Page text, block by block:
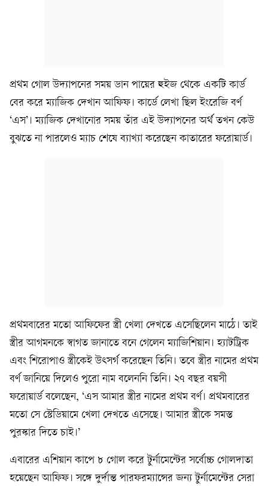
প্রথম গোল উদ্যাপনের সময় ডান পায়ের হুইজ থেকে একটি কার্ড
বের করে ম্যাজিক দেখান আফিফ। কার্ডে লেখা ছিল ইংরেজি বর্ণ
‘এস’। ম্যাজিক দেখানোর সময় তাঁর এই উদ্যাপনের অর্থ তখন কেউ
বুঝতে না পারলেও ম্যাচ শেষে ব্যাখ্যা করেছেন কাতারের ফরোয়ার্ড।
প্রথমবারের মতো আফিফের স্ত্রী খেলা দেখতে এসেছিলেন মাঠে। তাই
স্ত্রীর আগমনকে স্বাগত জানাতে বনে গেলেন ম্যাজিশিয়ান। হ্যাটট্রিক
এবং শিরোপাও স্ত্রীকেই উৎসর্গ করেছেন তিনি। তবে স্ত্রীর নামের প্রথম
বর্ণ জানিয়ে দিলেও পুরো নাম বলেননি তিনি। ২৭ বছর বয়সী
ফরোয়ার্ড বলেছেন, ‘এস আমার স্ত্রীর নামের প্রথম বর্ণ। প্রথমবারের
মতো সে স্টেডিয়ামে খেলা দেখতে এসেছে। আমার স্ত্রীকে সমস্ত
পুরস্কার দিতে চাই।’
এবারের এশিয়ান কাপে ৮ গোল করে টুর্নামেন্টের সর্বোচ্চ গোলদাতা
হয়েছেন আফিফ। সঙ্গে দুর্দান্ত পারফরম্যান্সের জন্য টুর্নামেন্টের সেরা